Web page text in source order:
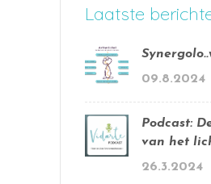
Laatste
09.8.2024
Podcast:
van het
26.3.2024